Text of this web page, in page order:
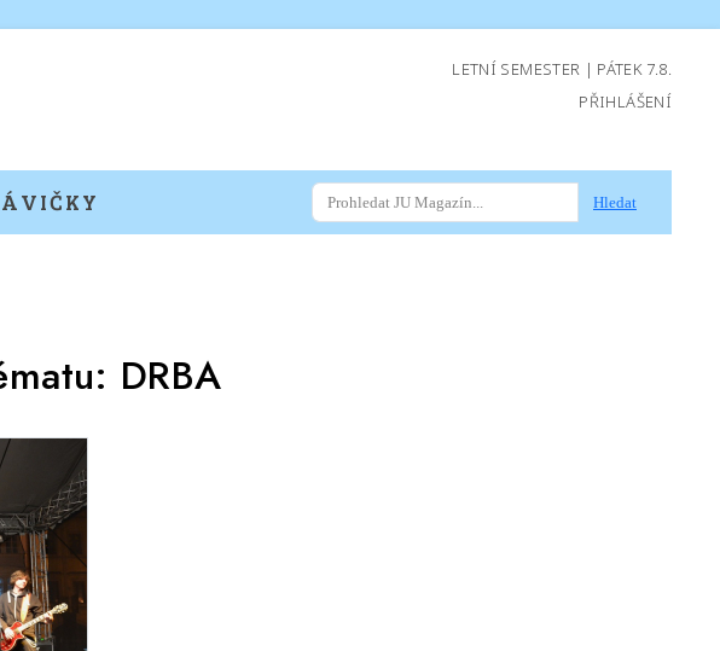
LETNÍ SEMESTER | PÁTEK 7.8.
PŘIHLÁŠENÍ
Hledat
DRBA